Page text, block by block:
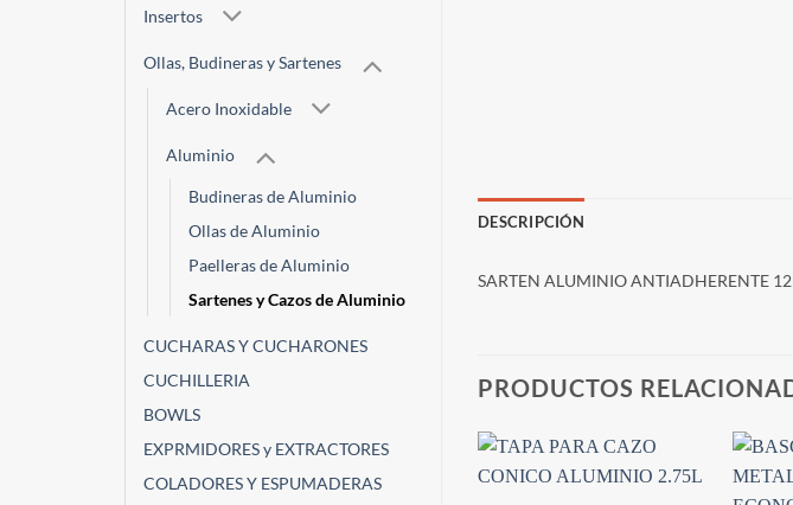
Insertos
Ollas, Budineras y Sartenes
Acero Inoxidable
Aluminio
Budineras de Aluminio
Ollas de Aluminio
Paelleras de Aluminio
Sartenes y Cazos de Aluminio
CUCHARAS Y CUCHARONES
CUCHILLERIA
BOWLS
EXPRMIDORES y EXTRACTORES
COLADORES Y ESPUMADERAS
DESCRIPCIÓN
SARTEN ALUMINIO ANTIADHERENTE
PRODUCTOS